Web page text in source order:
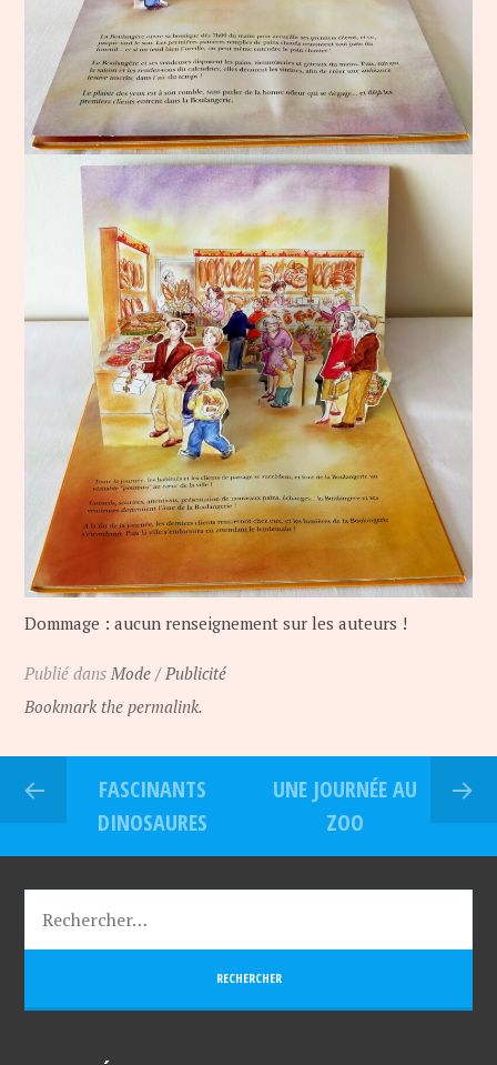
Dommage : aucun renseignement sur les auteurs !
Publié dans Mode / Publicité
Bookmark the permalink.
FASCINANTS
DINOSAURES
UNE JOURNÉE AU
ZOO